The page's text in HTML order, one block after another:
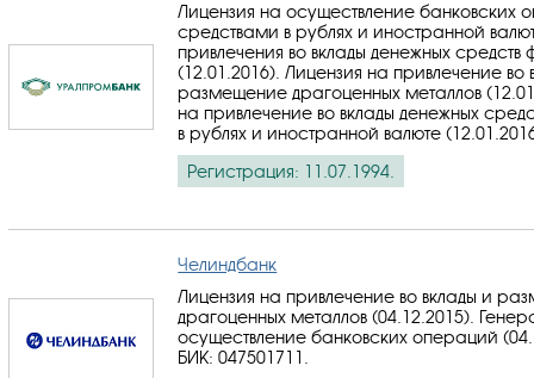
Лицензия на осуществление банковских
средствами в рублях и иностранной
привлечения во вклады денежных средств
(12.01.2016). Лицензия на привлечение во
размещение драгоценных металлов
на привлечение во вклады денежных
в рублях и иностранной валюте
Регистрация: 11.07.1994.
Челиндбанк
Лицензия на привлечение во вклады и
драгоценных металлов (04.12.2015).
осуществление банковских операций
БИК: 047501711